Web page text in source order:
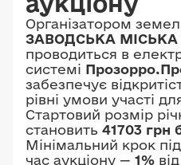
Організатором
ЗАВОДСЬКА
проводиться в
системі
забезпечує
рівні умови участі
Стартовий розмір
становить 41703 грн
Мінімальний крок
час аукціону — 1%